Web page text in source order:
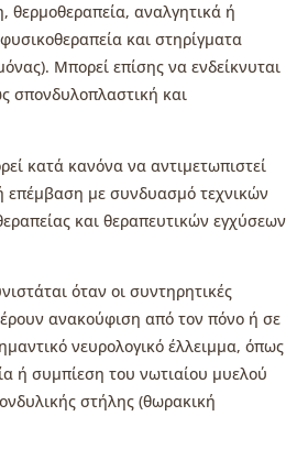
θερμοθεραπεία, αναλγητικά ή
και στηρίγματα
Μπορεί επίσης να ενδείκνυται
σπονδυλοπλαστική και
κατά κανόνα να αντιμετωπιστεί
επέμβαση με συνδυασμό τεχνικών
και θεραπευτικών εγχύσεων
όταν οι συντηρητικές
ανακούφιση από τον πόνο ή σε
νευρολογικό έλλειμμα, όπως
ή συμπίεση του νωτιαίου μυελού
στήλης (θωρακική